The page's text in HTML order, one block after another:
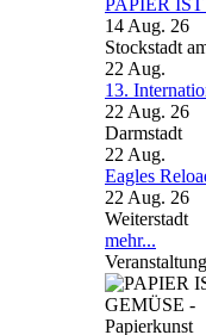
14 Aug. 26
Stockstadt
22 Aug.
13.
22 Aug. 26
Darmstadt
22 Aug.
Eagles
22 Aug. 26
Weiterstadt
mehr...